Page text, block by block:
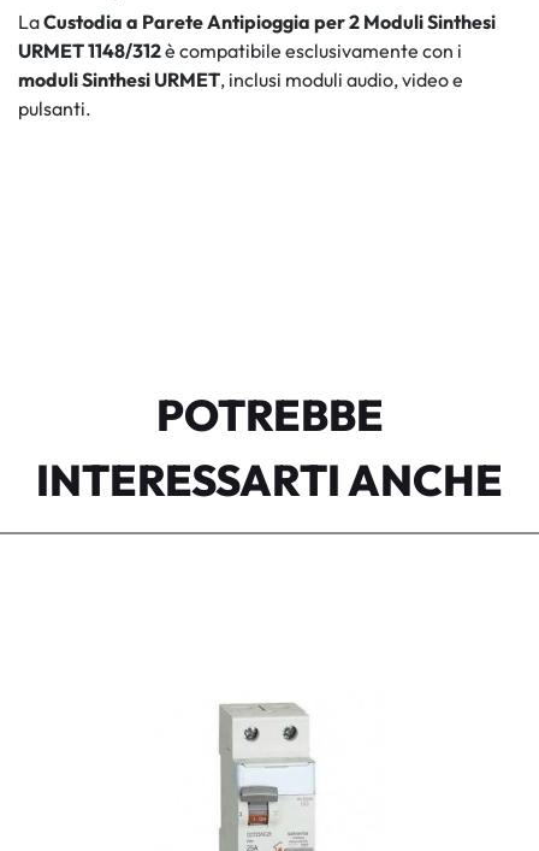
LaCustodia a Parete Antipioggia per 2 Moduli Sinthesi
URMET 1148/312è compatibile esclusivamente con i
moduli Sinthesi URMET, inclusi moduli audio, video e
pulsanti.
POTREBBE
INTERESSARTI ANCHE